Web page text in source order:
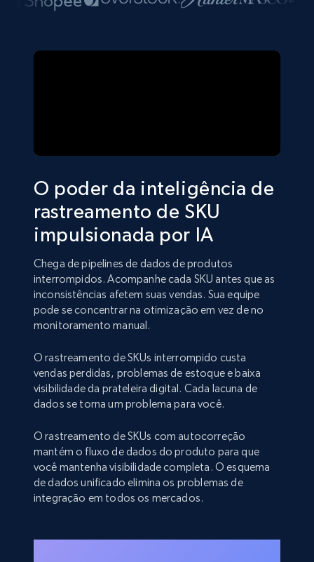
O poder da inteligência de
rastreamento de SKU
impulsionada por IA
Chega de pipelines de dados de produtos
interrompidos. Acompanhe cada SKU antes que as
inconsistências afetem suas vendas. Sua equipe
pode se concentrar na otimização em vez de no
monitoramento manual.
O rastreamento de SKUs interrompido custa
vendas perdidas, problemas de estoque e baixa
visibilidade da prateleira digital. Cada lacuna de
dados se torna um problema para você.
O rastreamento de SKUs com autocorreção
mantém o fluxo de dados do produto para que
você mantenha visibilidade completa. O esquema
de dados unificado elimina os problemas de
integração em todos os mercados.